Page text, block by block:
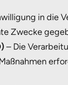
in die
Zwecke
– Die